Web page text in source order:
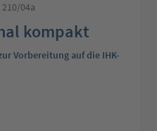
04a
kompakt
Vorbereitung auf die IHK-